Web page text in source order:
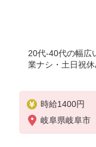
20代-40代の幅広
業ナシ・土日祝
時給1400円
岐阜県岐阜市